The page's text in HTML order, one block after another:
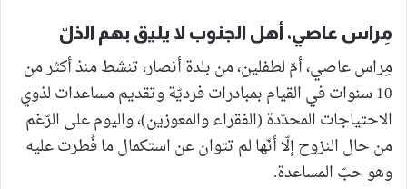
مِراس عاصي، أهل الجنوب لا يليق بهم الذلّ
مِراس عاصي، أمّ لطفلين، من بلدة أنصار، تنشط منذ أكثر من
10 سنوات في القيام بمبادرات فرديّة وتقديم مساعدات لذوي
الاحتياجات المحدّدة (الفقراء والمعوزين)، واليوم على الرّغم
من حال النزوح إلّا أنّها لم تتوان عن استكمال ما فُطرت عليه
وهو حبّ المساعدة.